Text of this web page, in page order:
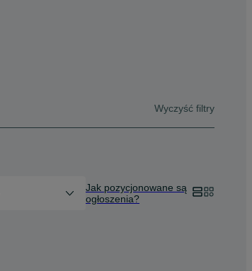
Wyczyść filtry
Jak pozycjonowane są
ogłoszenia?